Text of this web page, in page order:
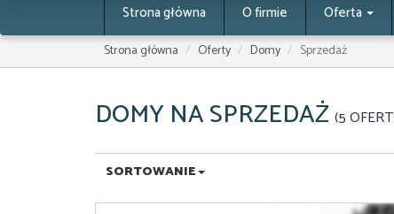
Strona główna O firmie Oferta
Strona główna Oferty Domy Sprzedaż
DOMY NA SPRZEDAŻ 5 OFERT
SORTOWANIE